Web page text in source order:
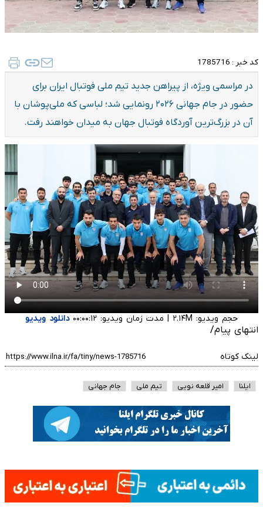
کد خبر : 1785716
در مراسمی ویژه، از پیراهن جدید تیم ملی فوتبال ایران برای
حضور در جام جهانی ۲۰۲۶ رونمایی شد؛ لباسی که ملی‌پوشان با
آن در بزرگ‌ترین آوردگاه فوتبال جهان به میدان خواهند رفت.
حجم ویدیو: ۲.۱۴M مدت زمان ویدیو: ۰۰:۰۰:۱۲ دانلود ویدیو
انتهای پیام/
لینک کوتاه
ایلنا امیر قلعه نویی تیم ملی جام جهانی